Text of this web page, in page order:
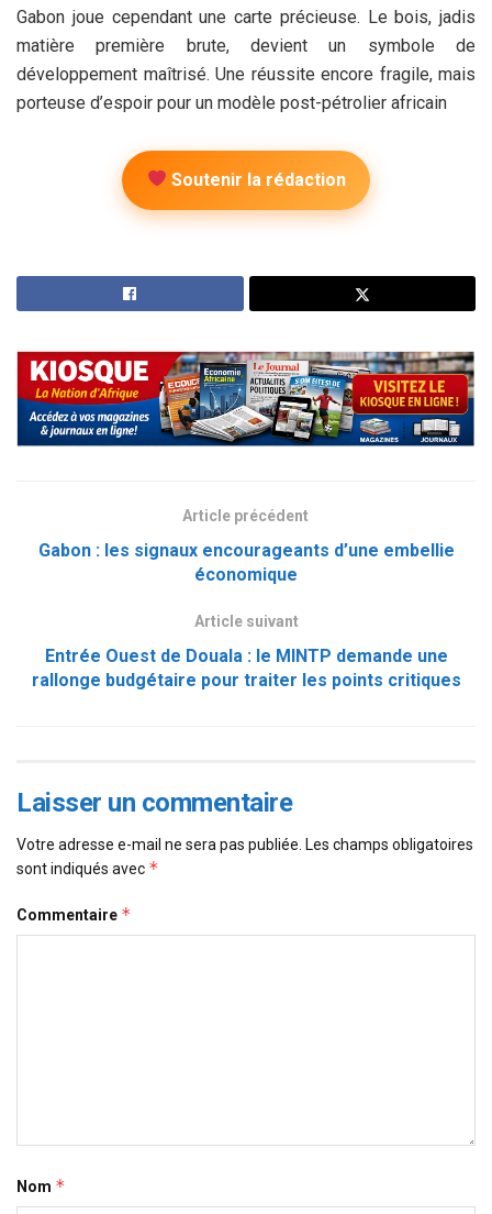
Gabon joue cependant une carte précieuse. Le bois, jadis
matière première brute, devient un symbole de
développement maîtrisé. Une réussite encore fragile, mais
porteuse d’espoir pour un modèle post-pétrolier africain
Soutenir la rédaction
Article précédent
Gabon : les signaux encourageants d’une embellie
économique
Article suivant
Entrée Ouest de Douala : le MINTP demande une
rallonge budgétaire pour traiter les points critiques
Laisser un commentaire
Votre adresse e-mail ne sera pas publiée. Les champs obligatoires
sont indiqués avec *
Commentaire *
Nom *